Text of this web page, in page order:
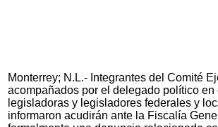
Monterrey; N.L.- Integrantes del Comité
acompañados por el delegado político
legisladoras y legisladores federales y
informaron acudirán ante la Fiscalía